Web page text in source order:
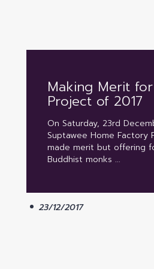
Making Merit
Project of 2017
On Saturday, 23rd
Suptawee Home Factory
made merit but offering
Buddhist monks ...
23/12/2017